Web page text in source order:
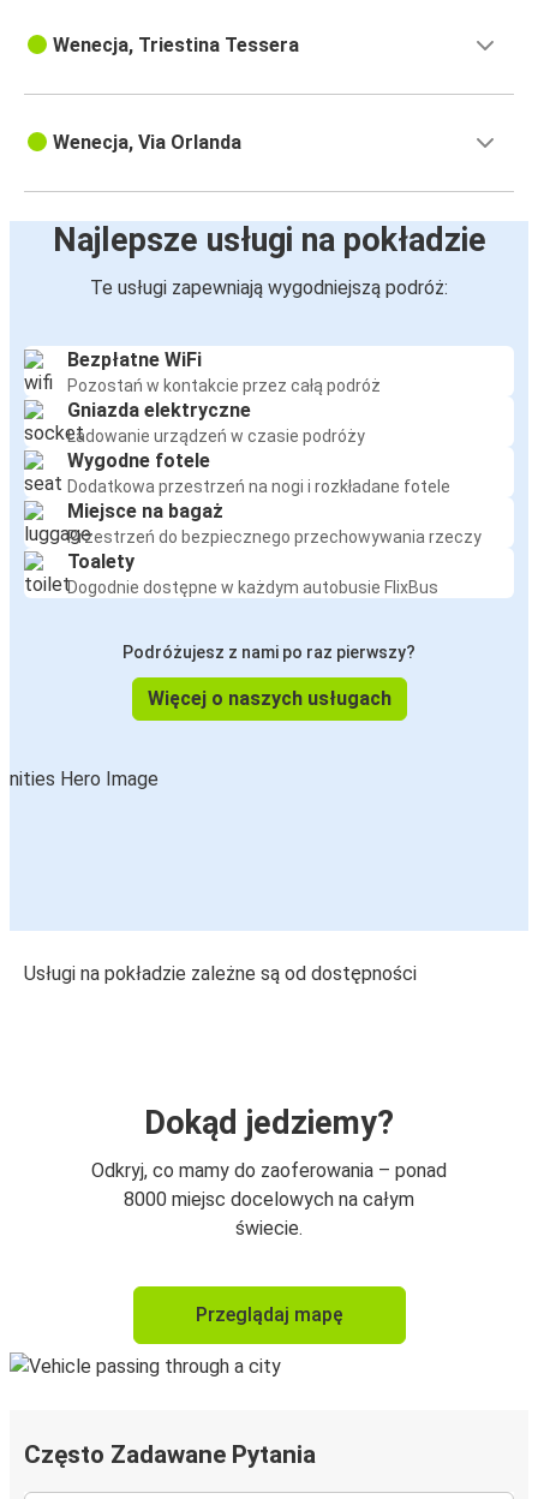
Wenecja, Triestina Tessera
Wenecja, Via Orlanda
Najlepsze usługi na pokładzie
Te usługi zapewniają wygodniejszą podróż:
Bezpłatne WiFi
Pozostań w kontakcie przez całą podróż
Gniazda elektryczne
Ładowanie urządzeń w czasie podróży
Wygodne fotele
Dodatkowa przestrzeń na nogi i rozkładane fotele
Miejsce na bagaż
Przestrzeń do bezpiecznego przechowywania rzeczy
Toalety
Dogodnie dostępne w każdym autobusie FlixBus
Podróżujesz z nami po raz pierwszy?
Więcej o naszych usługach
Usługi na pokładzie zależne są od dostępności
Dokąd jedziemy?
Odkryj, co mamy do zaoferowania – ponad
8000 miejsc docelowych na całym
świecie.
Przeglądaj mapę
Często Zadawane Pytania